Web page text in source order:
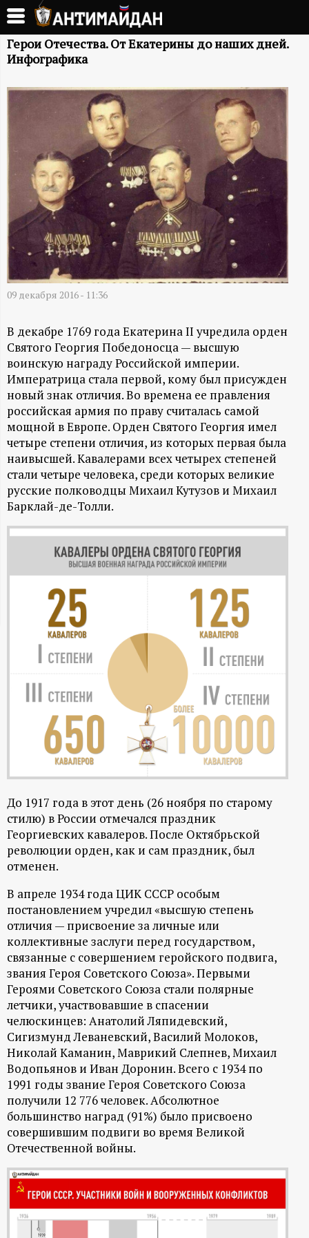
Перейти
основному
содержанию
А
Т
И
М
А
Й
Д
Н
-
и
н
ф
о
р
м
н
ы
й
п
о
р
т
а
л
Герои Отечества. От Екатерины до наших дней.
Инфографика
09 декабря 2016 - 11:36
В декабре 1769 года Екатерина II учредила орден
Святого Георгия Победоносца — высшую
воинскую награду Российской империи.
Императрица стала первой, кому был присужден
новый знак отличия. Во времена ее правления
российская армия по праву считалась самой
мощной в Европе. Орден Святого Георгия имел
четыре степени отличия, из которых первая была
наивысшей. Кавалерами всех четырех степеней
стали четыре человека, среди которых великие
русские полководцы Михаил Кутузов и Михаил
Барклай-де-Толли.
До 1917 года в этот день (26 ноября по старому
стилю) в России отмечался праздник
Георгиевских кавалеров. После Октябрьской
революции орден, как и сам праздник, был
отменен.
В апреле 1934 года ЦИК СССР особым
постановлением учредил «высшую степень
отличия — присвоение за личные или
коллективные заслуги перед государством,
связанные с совершением геройского подвига,
звания Героя Советского Союза». Первыми
Героями Советского Союза стали полярные
летчики, участвовавшие в спасении
челюскинцев: Анатолий Ляпидевский,
Сигизмунд Леваневский, Василий Молоков,
Николай Каманин, Маврикий Слепнев, Михаил
Водопьянов и Иван Доронин. Всего с 1934 по
1991 годы звание Героя Советского Союза
получили 12 776 человек. Абсолютное
большинство наград (91%) было присвоено
совершившим подвиги во время Великой
Отечественной войны.